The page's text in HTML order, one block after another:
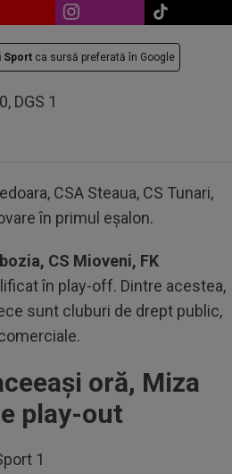
Sport ca sursă preferată în Google
DGS 1
CSA Steaua, CS Tunari,
în primul eșalon.
CS Mioveni, FK
în play-off. Dintre acestea,
sunt cluburi de drept public,
oră, Miza
play-out
1